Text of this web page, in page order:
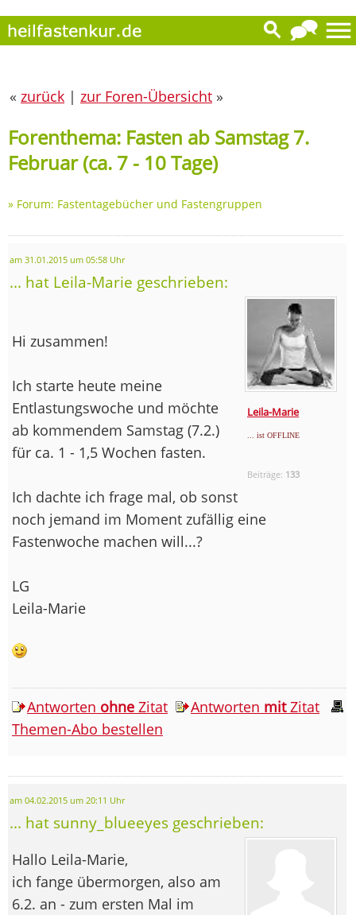
« zurück | zur Foren-Übersicht »
Forenthema: Fasten ab Samstag 7.
Februar (ca. 7 - 10 Tage)
» Forum: Fastentagebücher und Fastengruppen
am 31.01.2015 um 05:58 Uhr
... hat Leila-Marie geschrieben:
Leila-Marie
... ist OFFLINE
Beiträge: 133
Hi zusammen!
Ich starte heute meine
Entlastungswoche und möchte
ab kommendem Samstag (7.2.)
für ca. 1 - 1,5 Wochen fasten.
Ich dachte ich frage mal, ob sonst
noch jemand im Moment zufällig eine
Fastenwoche machen will...?
LG
Leila-Marie
Antworten ohne Zitat Antworten mitZitat
Themen-Abo bestellen
am 04.02.2015 um 20:11 Uhr
... hat sunny_blueeyes geschrieben:
Hallo Leila-Marie,
ich fange übermorgen, also am
6.2. an - zum ersten Mal im